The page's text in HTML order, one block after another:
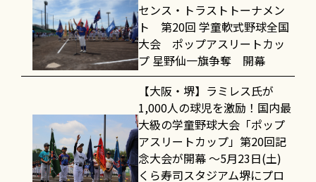
センス・トラストトーナメン
ト 第20回 学童軟式野球全国
大会 ポップアスリートカッ
プ 星野仙一旗争奪 開幕
【大阪・堺】ラミレス氏が
1,000人の球児を激励！国内最
大級の学童野球大会「ポップ
アスリートカップ」第20回記
念大会が開幕 〜5月23日(土)
くら寿司スタジアム堺にプロ